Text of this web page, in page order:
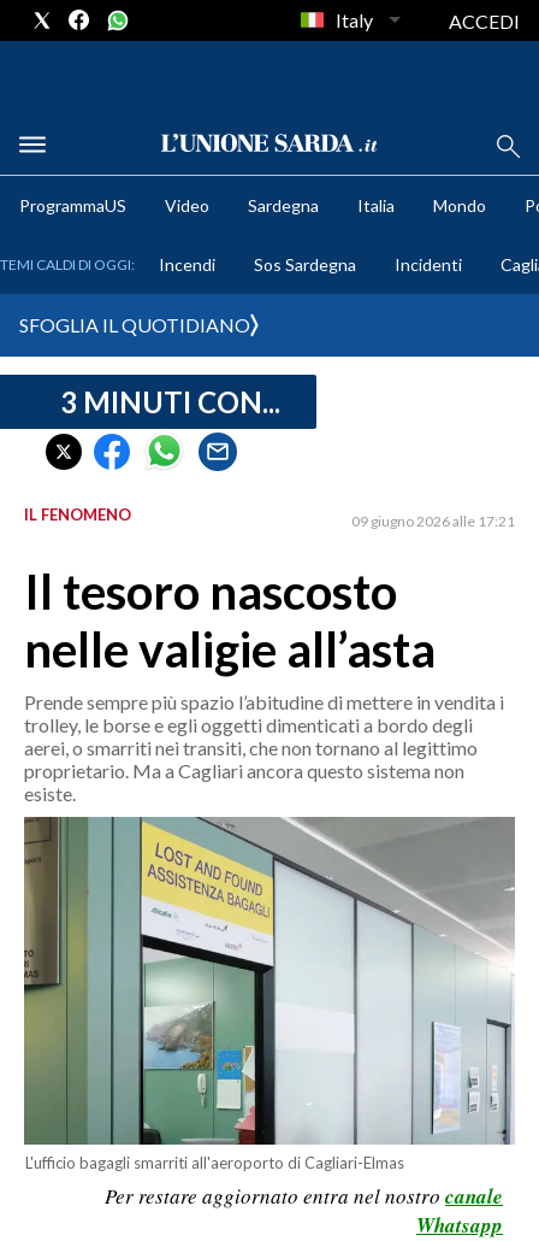
METEO
CRONACA SARDEGNA
CAGLIARI
SULCIS IGLESIENTE
ORISTANO E PROVINCIA
GALLURA
NUORO E PROVINCIA
OGLIASTRA
AGENDA
CRONACA
ITALIA
MONDO
POLITICA
SERVIZI ALLE IMPRESE
BANDI
SPORT IN SARDEGNA
Italy ACCEDI
ProgrammaUS Video Sardegna Italia Mondo
TEMI CALDI DI OGGI: Incendi Sos Sardegna Incidenti
SFOGLIA IL QUOTIDIANO
3 MINUTI CON...
IL FENOMENO 09 giugno 2026 alle 17:21
Il tesoro nascosto
nelle valigie all’asta
Prende sempre più spazio l’abitudine di mettere in vendita i
trolley, le borse e egli oggetti dimenticati a bordo degli
aerei, o smarriti nei transiti, che non tornano al legittimo
proprietario. Ma a Cagliari ancora questo sistema non
esiste.
L'ufficio bagagli smarriti all'aeroporto di Cagliari-Elmas
Per restare aggiornato entra nel nostro canale
Whatsapp